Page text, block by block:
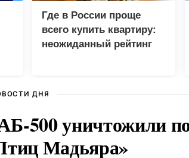
Где в России проще
всего купить квартиру:
неожиданный рейтинг
ДНЯ
500 уничтожили
Мадьяра»